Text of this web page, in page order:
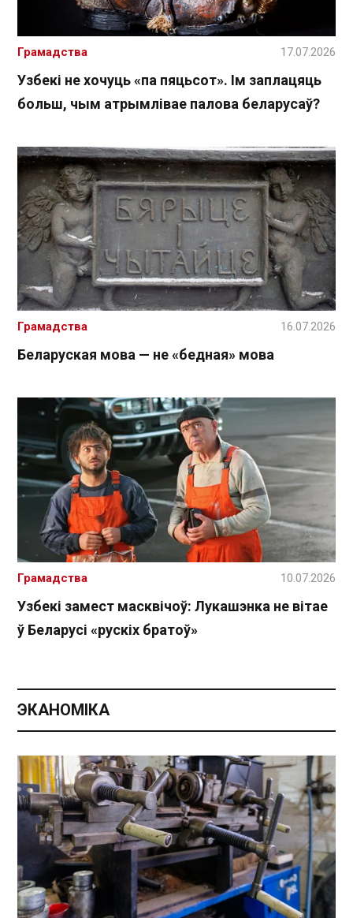
Узбекі не хочуць «па пяцьсот». Ім заплацяць
больш, чым атрымлівае палова беларусаў?
Грамадства 17.07.2026
Беларуская мова — не «бедная» мова
Грамадства 16.07.2026
Узбекі замест масквічоў: Лукашэнка не вітае
ў Беларусі «рускіх братоў»
Грамадства 10.07.2026
ЭКАНОМІКА